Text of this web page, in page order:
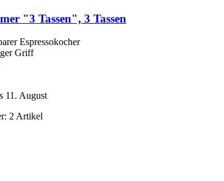
"3 Tassen", 3 Tassen
Espressokocher
Griff
11. August
2 Artikel